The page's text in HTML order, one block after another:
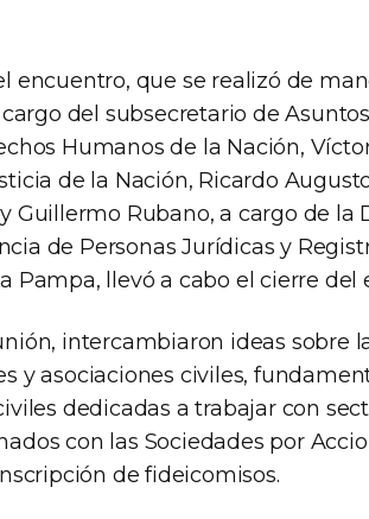
encuentro, que se realizó de
del subsecretario de
Humanos de la Nación,
de la Nación, Ricardo
Guillermo Rubano, a cargo de la
de Personas Jurídicas y
Pampa, llevó a cabo el cierre del
intercambiaron ideas sobre
y asociaciones civiles,
dedicadas a trabajar con
con las Sociedades por
de fideicomisos.